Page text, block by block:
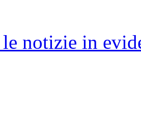
notizie in